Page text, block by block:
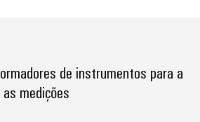
de instrumentos para a
medições